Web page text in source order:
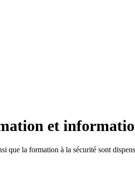
et
que la formation à la sécurité sont